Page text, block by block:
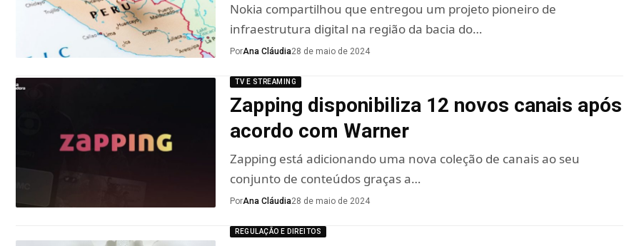
Nokia compartilhou que entregou um projeto pioneiro de
infraestrutura digital na região da bacia do…
PorAna Cláudia28 de maio de 2024
TV E STREAMING
Zapping disponibiliza 12 novos canais após
acordo com Warner
Zapping está adicionando uma nova coleção de canais ao seu
conjunto de conteúdos graças a…
PorAna Cláudia28 de maio de 2024
REGULAÇÃO E DIREITOS